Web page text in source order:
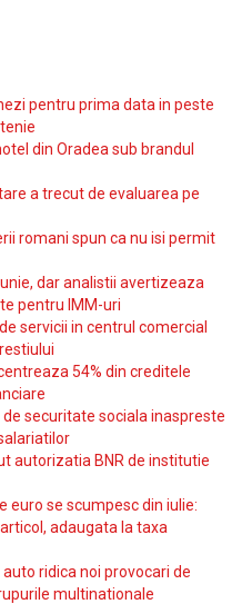
pentru prima data in peste
din Oradea sub brandul
a trecut de evaluarea pe
romani spun ca nu isi permit
dar analistii avertizeaza
pentru IMM-uri
servicii in centrul comercial
54% din creditele
securitate sociala inaspreste
autorizatia BNR de institutie
euro se scumpesc din iulie:
adaugata la taxa
ridica noi provocari de
multinationale